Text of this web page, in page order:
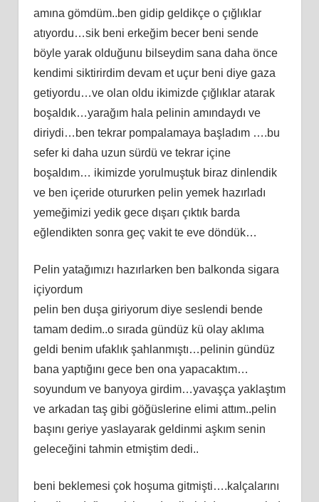
amına gömdüm..ben gidip geldikçe o çığlıklar
atıyordu…sik beni erkeğim becer beni sende
böyle yarak olduğunu bilseydim sana daha önce
kendimi siktirirdim devam et uçur beni diye gaza
getiyordu…ve olan oldu ikimizde çığlıklar atarak
boşaldık…yarağım hala pelinin amındaydı ve
diriydi…ben tekrar pompalamaya başladım ….bu
sefer ki daha uzun sürdü ve tekrar içine
boşaldım… ikimizde yorulmuştuk biraz dinlendik
ve ben içeride otururken pelin yemek hazırladı
yemeğimizi yedik gece dışarı çıktık barda
eğlendikten sonra geç vakit te eve döndük…
Pelin yatağımızı hazırlarken ben balkonda sigara
içiyordum
pelin ben duşa giriyorum diye seslendi bende
tamam dedim..o sırada gündüz kü olay aklıma
geldi benim ufaklık şahlanmıştı…pelinin gündüz
bana yaptığını gece ben ona yapacaktım…
soyundum ve banyoya girdim…yavaşça yaklaştım
ve arkadan taş gibi göğüslerine elimi attım..pelin
başını geriye yaslayarak geldinmi aşkım senin
geleceğini tahmin etmiştim dedi..
beni beklemesi çok hoşuma gitmişti….kalçalarını